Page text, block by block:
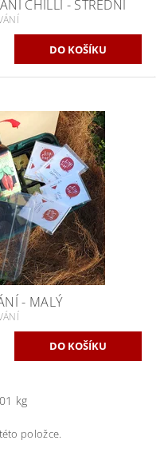
CHILLI - STŘEDNÍ
- MALÝ
kg
položce.